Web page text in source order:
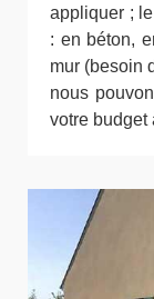
appliquer ;
: en béton,
mur (besoin
nous
votre budget